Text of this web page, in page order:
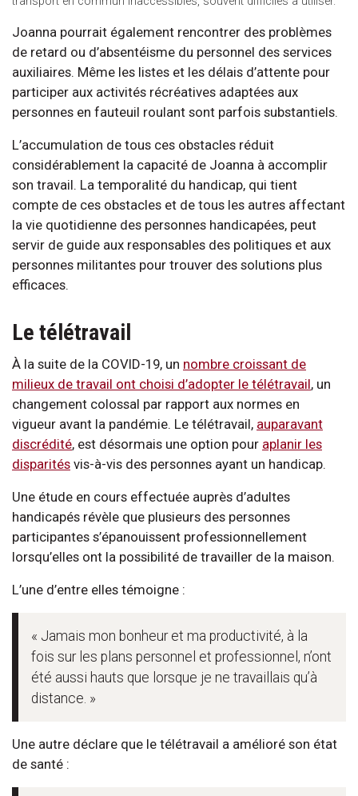
Joanna pourrait également rencontrer des problèmes
de retard ou d’absentéisme du personnel des services
auxiliaires. Même les listes et les délais d’attente pour
participer aux activités récréatives adaptées aux
personnes en fauteuil roulant sont parfois substantiels.
L’accumulation de tous ces obstacles réduit
considérablement la capacité de Joanna à accomplir
son travail. La temporalité du handicap, qui tient
compte de ces obstacles et de tous les autres affectant
la vie quotidienne des personnes handicapées, peut
servir de guide aux responsables des politiques et aux
personnes militantes pour trouver des solutions plus
efficaces.
Le télétravail
À la suite de la COVID-19, un nombre croissant de
milieux de travail ont choisi d’adopter le télétravail, un
changement colossal par rapport aux normes en
vigueur avant la pandémie. Le télétravail, auparavant
discrédité, est désormais une option pour aplanir les
disparités vis-à-vis des personnes ayant un handicap.
Une étude en cours effectuée auprès d’adultes
handicapés révèle que plusieurs des personnes
participantes s’épanouissent professionnellement
lorsqu’elles ont la possibilité de travailler de la maison.
L’une d’entre elles témoigne :
« Jamais mon bonheur et ma productivité, à la
fois sur les plans personnel et professionnel, n’ont
été aussi hauts que lorsque je ne travaillais qu’à
distance. »
Une autre déclare que le télétravail a amélioré son état
de santé :